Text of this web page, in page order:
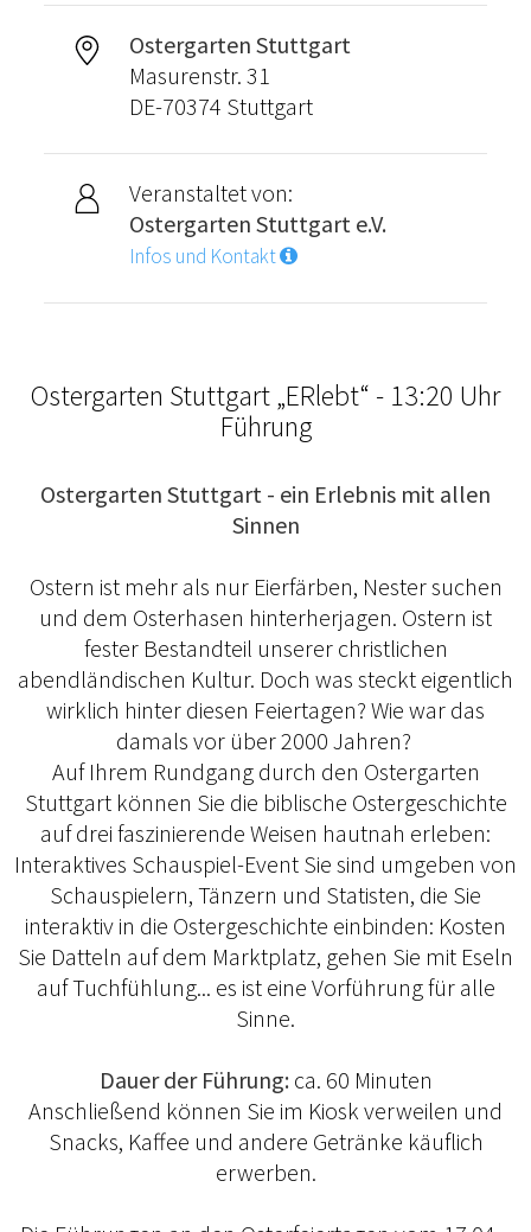
Ostergarten Stuttgart
Masurenstr. 31
DE-70374 Stuttgart
Veranstaltet von:
Ostergarten Stuttgart e.V.
Infos und Kontakt
Ostergarten Stuttgart „ERlebt“ - 13:20 Uhr
Führung
Ostergarten Stuttgart - ein Erlebnis mit allen
Sinnen
Ostern ist mehr als nur Eierfärben, Nester suchen
und dem Osterhasen hinterherjagen. Ostern ist
fester Bestandteil unserer christlichen
abendländischen Kultur. Doch was steckt eigentlich
wirklich hinter diesen Feiertagen? Wie war das
damals vor über 2000 Jahren?
Auf Ihrem Rundgang durch den Ostergarten
Stuttgart können Sie die biblische Ostergeschichte
auf drei faszinierende Weisen hautnah erleben:
Interaktives Schauspiel-Event Sie sind umgeben von
Schauspielern, Tänzern und Statisten, die Sie
interaktiv in die Ostergeschichte einbinden: Kosten
Sie Datteln auf dem Marktplatz, gehen Sie mit Eseln
auf Tuchfühlung... es ist eine Vorführung für alle
Sinne.
Dauer der Führung:ca. 60 Minuten
Anschließend können Sie im Kiosk verweilen und
Snacks, Kaffee und andere Getränke käuflich
erwerben.